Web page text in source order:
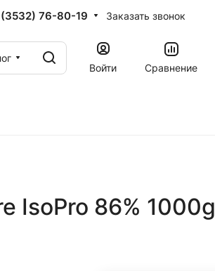
76-80-19 Заказать звонок
Войти
Сравнение
IsoPro 86% 1000g